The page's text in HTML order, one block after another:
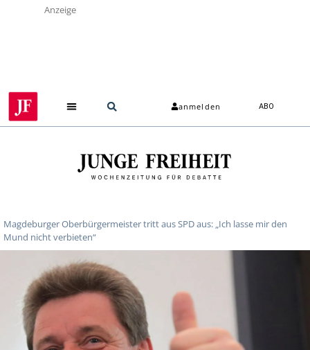
Anzeige
anmelden ABO
Magdeburger Oberbürgermeister tritt aus SPD aus: „Ich lasse mir den
Mund nicht verbieten“